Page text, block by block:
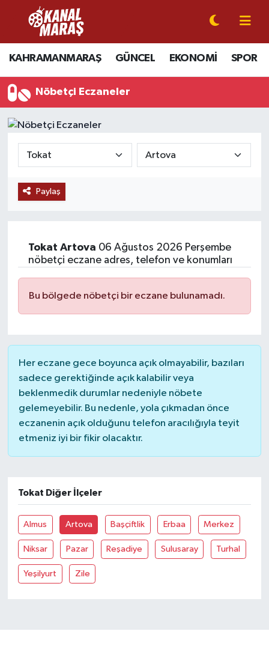
KAHRAMANMARAŞ GÜNCEL EKONOMİ SPOR
Nöbetçi Eczaneler
Paylaş
Tokat Artova 06 Ağustos 2026 Perşembe
nöbetçi eczane adres, telefon ve konumları
Bu bölgede nöbetçi bir eczane bulunamadı.
Her eczane gece boyunca açık olmayabilir, bazıları
sadece gerektiğinde açık kalabilir veya
beklenmedik durumlar nedeniyle nöbete
gelemeyebilir. Bu nedenle, yola çıkmadan önce
eczanenin açık olduğunu telefon aracılığıyla teyit
etmeniz iyi bir fikir olacaktır.
Tokat Diğer İlçeler
Almus Artova Başçiftlik Erbaa Merkez
Niksar Pazar Reşadiye Sulusaray Turhal
Yeşilyurt Zile
CANLI YAYIN
KAHRAMANMARAŞ
GÜNCEL
SİYASET
EKONOMİ
MAGAZİN
SAĞLIK
KEŞFET
POPÜLER
DÜNYA
MEDYA
OTOMOTİV
TEKNOLOJİ
Kahramanmaraş Nöbetçi Eczaneler
Kahramanmaraş Hava Durumu
Kahramanmaraş Namaz Vakitleri
Süper Lig Puan Durumu ve Fikstür
Tüm Manşetler
Haber Arşivi